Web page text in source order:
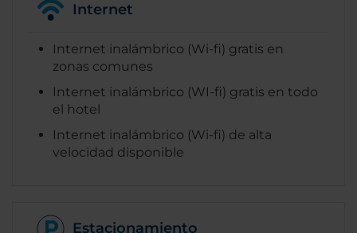
Internet
Internet inalámbrico (Wi-fi) gratis en
zonas comunes
Internet inalámbrico (WI-fi) gratis en todo
el hotel
Internet inalámbrico (Wi-fi) de alta
velocidad disponible
Estacionamiento